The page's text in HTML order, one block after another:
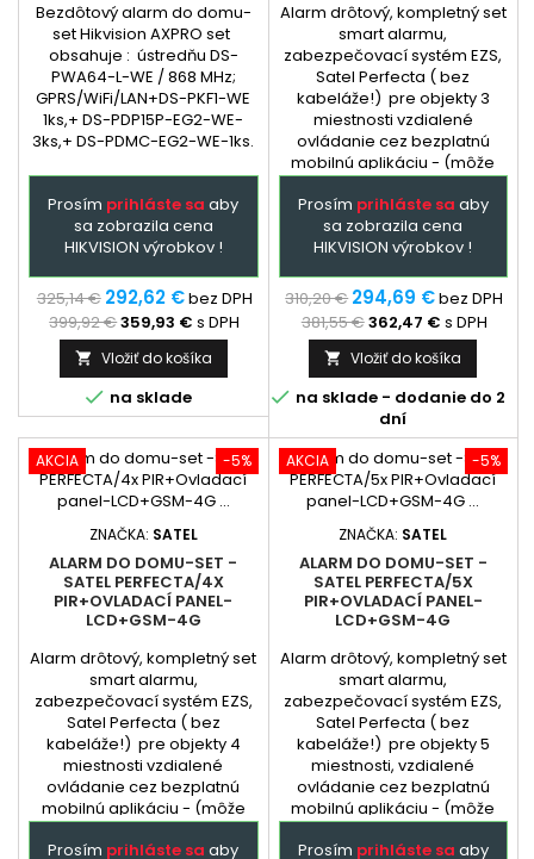
Bezdôtový alarm do domu-
set Hikvision AXPRO set
obsahuje : ústredňu DS-
PWA64-L-WE / 868 MHz;
GPRS/WiFi/LAN+DS-PKF1-WE
1ks,+ DS-PDP15P-EG2-WE-
3ks,+ DS-PDMC-EG2-WE-1ks.
Prosím prihláste sa aby
sa zobrazila cena
HIKVISION výrobkov !
325,14 € 292,62 €bez DPH
399,92 €359,93 € s DPH
 Vložiť do košíka
 na sklade
Alarm drôtový, kompletný set
smart alarmu,
zabezpečovací systém EZS,
Satel Perfecta ( bez
kabeláže!) pre objekty 3
miestnosti vzdialené
ovládanie cez bezplatnú
mobilnú aplikáciu - (môže
byť aj samoinštalačný balík,
inštalácia len
elektrotechnikom). Extra
služba - podľa
naprogramovaná ústredňa a
GSM + prehladný manual
zapojenia....
Prosím prihláste sa aby
sa zobrazila cena
HIKVISION výrobkov !
310,20 €294,69 €bez DPH
381,55 €362,47 € s DPH
 Vložiť do košíka
 na sklade - dodanie do 2
dní
-5%
AKCIA
ZNAČKA: SATEL
ALARM DO DOMU-SET -
SATEL PERFECTA/4X
PIR+OVLADACÍ PANEL-
LCD+GSM-4G
Alarm drôtový, kompletný set
smart alarmu,
zabezpečovací systém EZS,
Satel Perfecta ( bez
kabeláže!) pre objekty 4
miestnosti vzdialené
ovládanie cez bezplatnú
mobilnú aplikáciu - (môže
byť aj samoinštalačný balík,
inštalácia len
Prosím prihláste sa aby
-5%
AKCIA
ZNAČKA: SATEL
ALARM DO DOMU-SET -
SATEL PERFECTA/5X
PIR+OVLADACÍ PANEL-
LCD+GSM-4G
Alarm drôtový, kompletný set
smart alarmu,
zabezpečovací systém EZS,
Satel Perfecta ( bez
kabeláže!) pre objekty 5
miestnosti, vzdialené
ovládanie cez bezplatnú
mobilnú aplikáciu - (môže
byť aj samoinštalačný balík,
inštalácia len
Prosím prihláste sa aby